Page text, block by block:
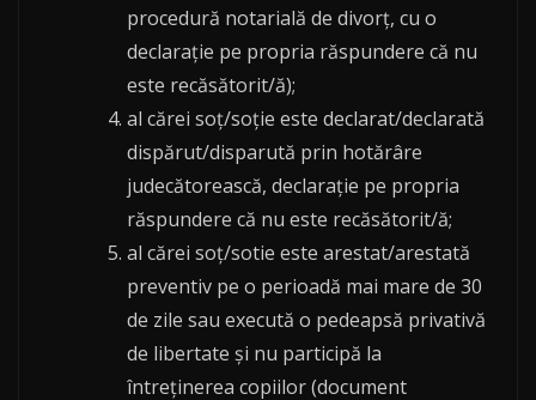
procedură notarială de divorț, cu o
declarație pe propria răspundere că nu
este recăsătorit/ă);
al cărei soţ/soție este declarat/declarată
dispărut/disparută prin hotărâre
judecătorească, declarație pe propria
răspundere că nu este recăsătorit/ă;
al cărei soţ/sotie este arestat/arestată
preventiv pe o perioadă mai mare de 30
de zile sau execută o pedeapsă privativă
de libertate şi nu participă la
întreţinerea copiilor (document